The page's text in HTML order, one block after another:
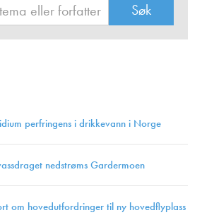
perfringens i drikkevann i Norge
nedstrøms Gardermoen
om hovedutfordringer til ny hovedflyplass